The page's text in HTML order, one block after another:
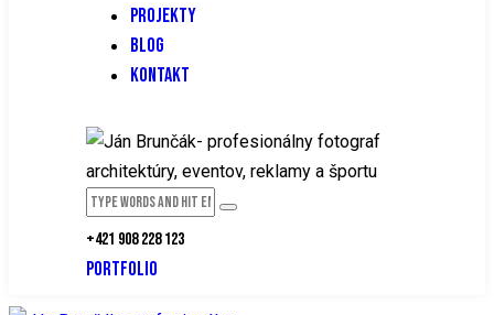
PROJEKTY
BLOG
KONTAKT
+421 908 228 123
PORTFOLIO